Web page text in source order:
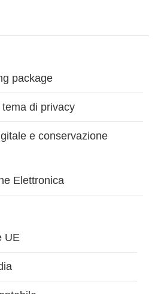
package
di privacy
e conservazione
Elettronica
UE